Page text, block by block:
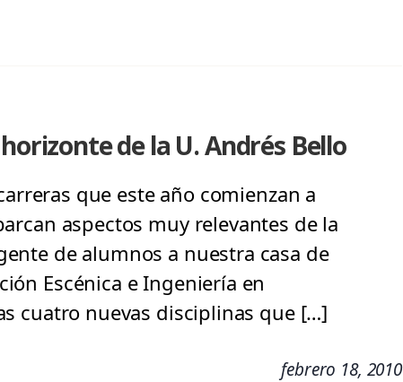
de la U. Andrés Bello
que este año comienzan a
aspectos muy relevantes de la
de alumnos a nuestra casa de
Escénica e Ingeniería en
cuatro nuevas disciplinas que […]
febrero 18, 2010